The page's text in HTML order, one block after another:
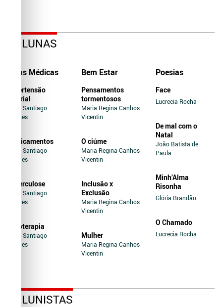
COLUNAS
Dicas Médicas
Hipertensão
Arterial
Jairo Santiago
Novaes
Medicamentos
Jairo Santiago
Novaes
Tuberculose
Jairo Santiago
Novaes
Soroterapia
Jairo Santiago
Novaes
Bem Estar
Pensamentos
tormentosos
Maria Regina Canhos
Vicentin
O ciúme
Maria Regina Canhos
Vicentin
Inclusão x
Exclusão
Maria Regina Canhos
Vicentin
Mulher
Maria Regina Canhos
Vicentin
Poesias
Face
Lucrecia Rocha
De mal com o
Natal
João Batista de
Paula
Minh’Alma
Risonha
Glória Brandão
O Chamado
Lucrecia Rocha
COLUNISTAS